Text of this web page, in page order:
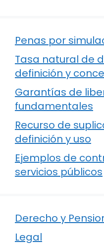
Penas por
Tasa natural de
definición y
Garantías de
fundamentales
Recurso de
definición y uso
Ejemplos de
servicios públicos
Derecho y
Legal